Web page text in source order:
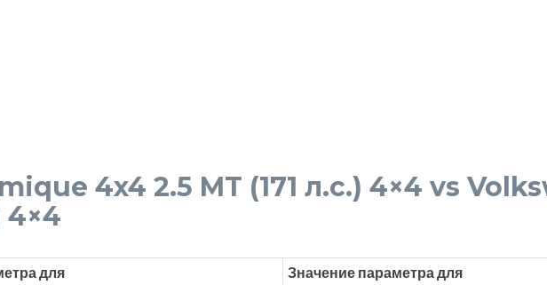
4x4 2.5 MT (171 л.с.) 4×4 vs
4×4
для
Значение параметра для